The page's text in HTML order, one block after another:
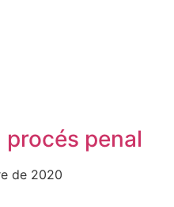
penal
de 2020